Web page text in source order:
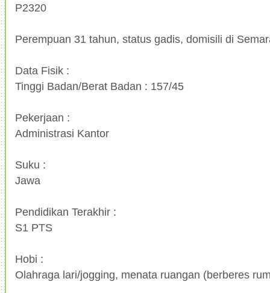
P2320
Perempuan 31 tahun, status gadis, domisili di
Data Fisik :
Tinggi Badan/Berat Badan : 157/45
Pekerjaan :
Administrasi Kantor
Suku :
Jawa
Pendidikan Terakhir :
S1 PTS
Hobi :
Olahraga lari/jogging, menata ruangan (berberes